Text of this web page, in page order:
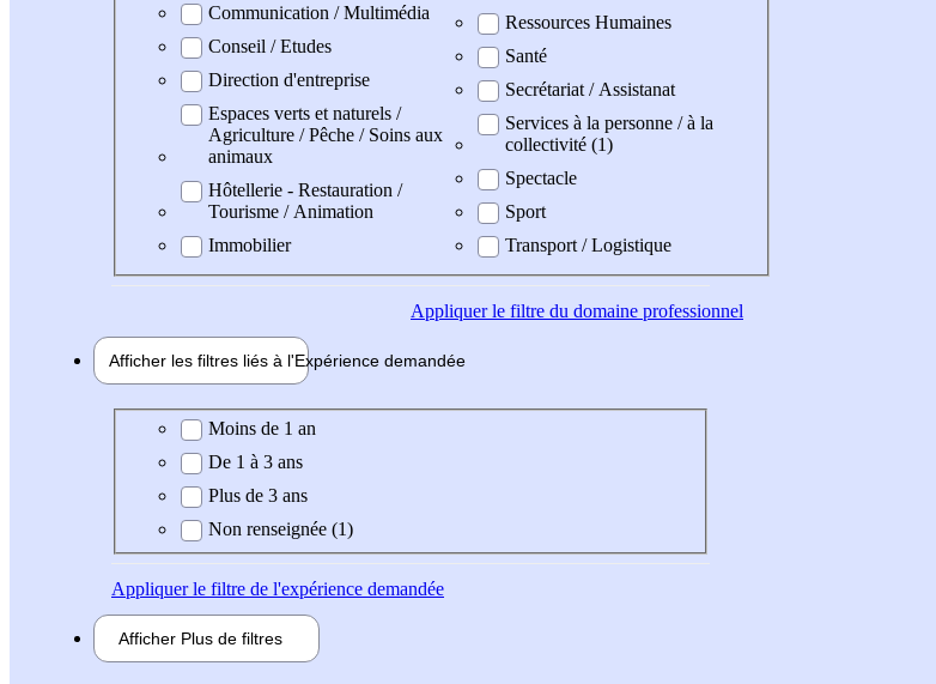
Communication / Multimédia
Conseil / Etudes
Direction d'entreprise
Espaces verts et naturels /
Agriculture / Pêche / Soins aux
animaux
Hôtellerie - Restauration /
Tourisme / Animation
Immobilier
Ressources Humaines
Santé
Secrétariat / Assistanat
Services à la personne / à la
collectivité (1)
Spectacle
Sport
Transport / Logistique
Appliquerle filtre du domaine professionnel
Afficher les filtres liés à l'Expérience demandée
Expérience demandée
Moins de 1 an
De 1 à 3 ans
Plus de 3 ans
Non renseignée (1)
Appliquerle filtre de l'expérience demandée
Afficher Plus de filtres